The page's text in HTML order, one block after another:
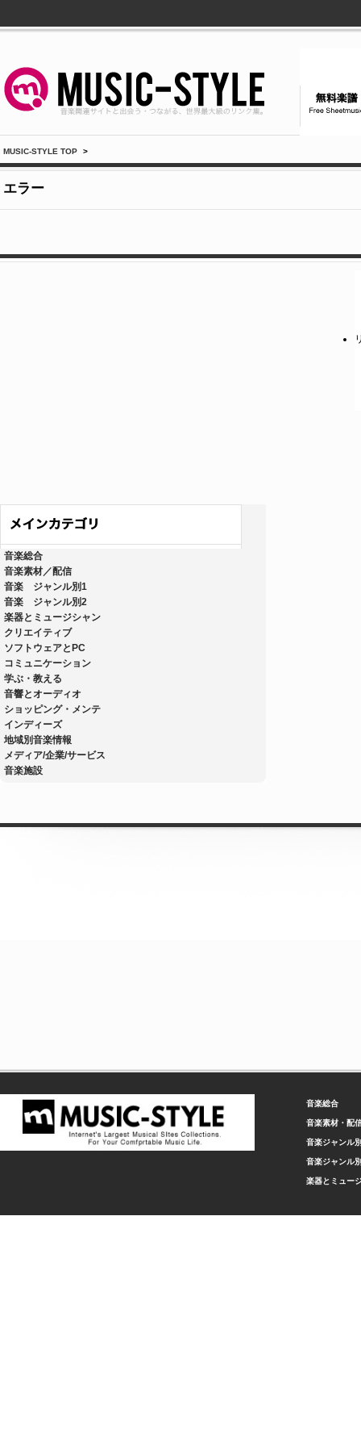
MUSIC-STYLE TOP >
エラー
音楽総合
音楽素材／配信
音楽 ジャンル別1
音楽 ジャンル別2
楽器とミュージシャン
クリエイティブ
ソフトウェアとPC
コミュニケーション
学ぶ・教える
音響とオーディオ
ショッピング・メンテ
インディーズ
地域別音楽情報
メディア/企業/サービス
音楽施設
音楽総合
音楽素材・配
音楽ジャンル
音楽ジャンル
楽器とミュー